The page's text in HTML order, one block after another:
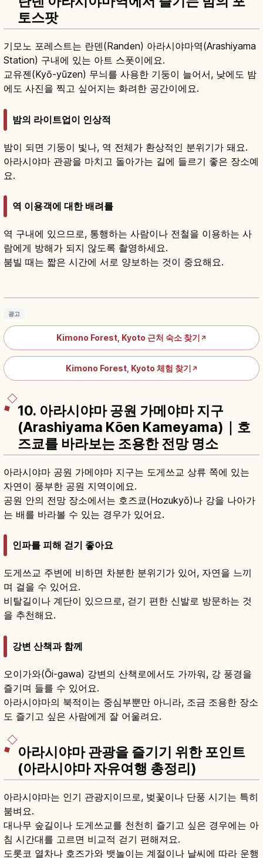
토스팟
기모노 포레스트는 란덴(Randen) 아라시야마역(Arashiyama
Station) 구내에 있는 아트 스폿이에요.
교유젠(Kyō-yūzen) 무늬를 사용한 기둥이 늘어서, 낮에도 밤
에도 사진을 찍고 싶어지는 화려한 공간이에요.
밤의 라이트업이 인상적
밤이 되면 기둥이 빛나, 역 전체가 환상적인 분위기가 돼요.
아라시야마 관광을 마치고 돌아가는 길에 들르기 좋은 장소예
요.
역 이용객에 대한 배려를
역 구내에 있으므로, 통행하는 사람이나 전철을 이용하는 사
람에게 방해가 되지 않도록 촬영하세요.
붐빌 때는 짧은 시간에 서로 양보하는 것이 중요해요.
기모노 포레스트란?｜교토 아라시야마역 600
광고
Kimono Forest, Kyoto 근처 숙소 찾기 ↗
Kimono Forest, Kyoto 체험 찾기 ↗
10. 아라시야마 공원 가메야마 지구
(Arashiyama Kōen Kameyama)｜호
즈쿄를 바라보는 조용한 전망 명소
아라시야마 공원 가메야마 지구는 도게쓰교 상류 쪽에 있는
자연이 풍부한 공원 지역이에요.
공원 안의 전망 장소에서는 호즈쿄(Hozukyō)나 강을 나아가
는 배를 바라볼 수 있는 경우가 있어요.
인파를 피해 걷기 좋아요
도게쓰교 주변에 비하면 차분한 분위기가 있어, 자연을 느끼
며 걸을 수 있어요.
비탈길이나 계단이 있으므로, 걷기 편한 신발로 방문하는 것
을 추천해요.
강변 산책과 함께
오이가와(Ōi-gawa) 강변의 산책로에서도 가까워, 강 풍경을
즐기며 들를 수 있어요.
아라시야마의 북적이는 중심부뿐만 아니라, 조금 조용한 장소
도 즐기고 싶은 사람에게 잘 어울려요.
아라시야마 관광을 즐기기 위한 포인트
(아라시야마 자유여행 총정리)
아라시야마는 인기 관광지이므로, 벚꽃이나 단풍 시기는 특히
붐벼요.
대나무 숲길이나 도게쓰교를 천천히 즐기고 싶은 경우에는 아
침 시간대를 고르면 비교적 걷기 편해져요.
도롯코 열차나 호즈가와 뱃놀이는 계절이나 날씨에 따라 운행